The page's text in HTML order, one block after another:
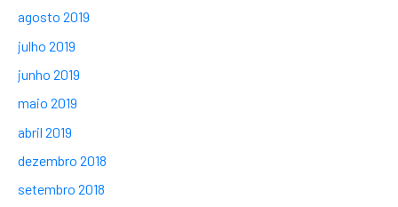
agosto 2019
julho 2019
junho 2019
maio 2019
abril 2019
dezembro 2018
setembro 2018